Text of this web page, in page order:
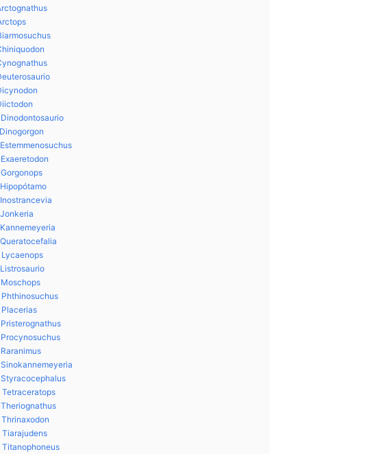
Dinodontosaurio
Dinogorgon
Estemmenosuchus
Exaeretodon
Gorgonops
Hipopótamo
Inostrancevia
Jonkeria
Kannemeyeria
Queratocefalia
Lycaenops
Listrosaurio
Moschops
Phthinosuchus
Placerias
Pristerognathus
Procynosuchus
Raranimus
Sinokannemeyeria
Styracocephalus
Tetraceratops
Theriognathus
Thrinaxodon
Tiarajudens
Titanophoneus